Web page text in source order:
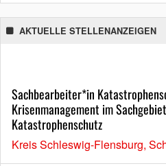
AKTUELLE STELLENANZEIGEN
Sachbearbeiter*in
Krisenmanagement im
Katastrophenschutz
Kreis Schleswig-Flensburg,